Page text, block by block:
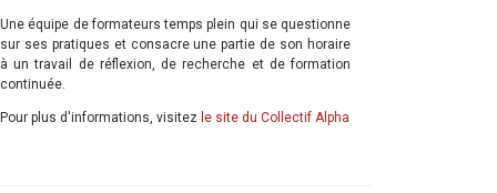
Une équipe de formateurs temps plein qui se questionne
sur ses pratiques et consacre une partie de son horaire
à un travail de réflexion, de recherche et de formation
continuée.
Pour plus d'informations, visitez le site du Collectif Alpha